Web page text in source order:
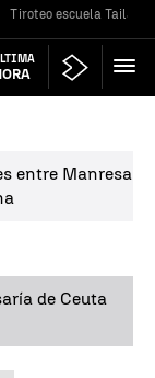
Tiroteo escuela
entre Manresa
de Ceuta